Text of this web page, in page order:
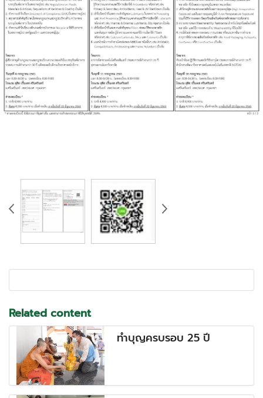
Related content
ทำบุญครบรอบ 25 ปี